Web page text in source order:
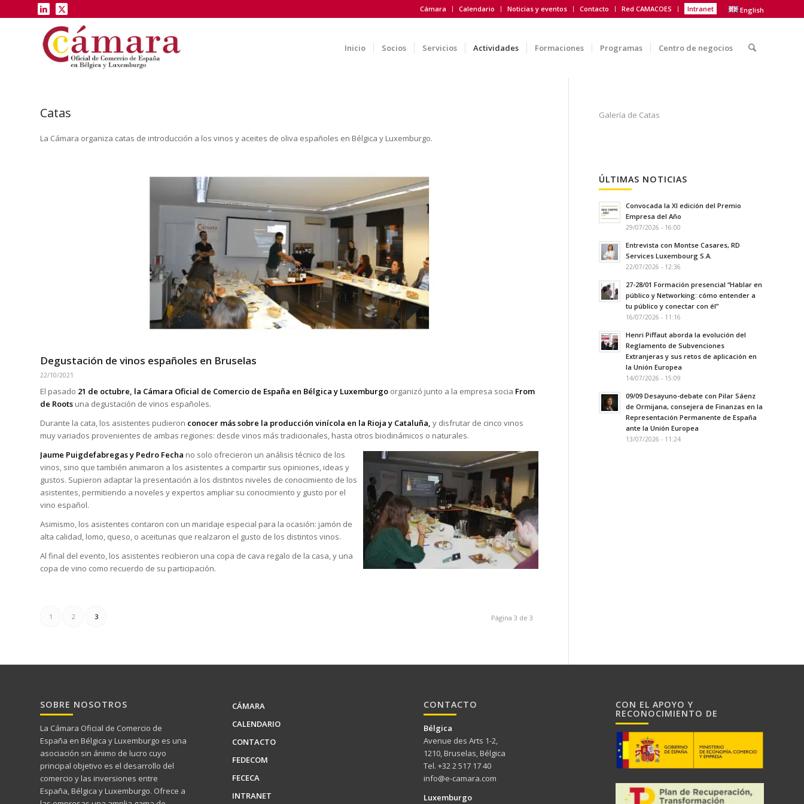
Cámara Calendario Noticias y eventos Contacto Red CAMACOES Intranet English
Inicio Socios Servicios Actividades Formaciones Programas Centro de negocios
Catas
La Cámara organiza catas de introducción a los vinos y aceites de oliva españoles en Bélgica y Luxemburgo.
Degustación de vinos españoles en Bruselas
22/10/2021
El pasado 21 de octubre, la Cámara Oficial de Comercio de España en Bélgica y Luxemburgo organizó junto a la empresa socia From
de Roots una degustación de vinos españoles.
Durante la cata, los asistentes pudieron conocer más sobre la producción vinícola en la Rioja y Cataluña, y disfrutar de cinco vinos
muy variados provenientes de ambas regiones: desde vinos más tradicionales, hasta otros biodinámicos o naturales.
Jaume Puigdefabregas y Pedro Fecha no solo ofrecieron un análisis técnico de los
vinos, sino que también animaron a los asistentes a compartir sus opiniones, ideas y
gustos. Supieron adaptar la presentación a los distintos niveles de conocimiento de los
asistentes, permitiendo a noveles y expertos ampliar su conocimiento y gusto por el
vino español.
Asimismo, los asistentes contaron con un maridaje especial para la ocasión: jamón de
alta calidad, lomo, queso, o aceitunas que realzaron el gusto de los distintos vinos.
Al final del evento, los asistentes recibieron una copa de cava regalo de la casa, y una
copa de vino como recuerdo de su participación.
Página 3 de 3
1 2 3
Galería de Catas
ÚLTIMAS NOTICIAS
Convocada la XI edición del Premio
Empresa del Año
29/07/2026 - 16:00
Entrevista con Montse Casares, RD
Services Luxembourg S.A.
22/07/2026 - 12:36
27-28/01 Formación presencial “Hablar en
público y Networking: cómo entender a
tu público y conectar con él”
16/07/2026 - 11:16
Henri Piffaut aborda la evolución del
Reglamento de Subvenciones
Extranjeras y sus retos de aplicación en
la Unión Europea
14/07/2026 - 15:09
09/09 Desayuno-debate con Pilar Sáenz
de Ormijana, consejera de Finanzas en la
Representación Permanente de España
ante la Unión Europea
13/07/2026 - 11:24
SOBRE NOSOTROS
La Cámara Oficial de Comercio de
España en Bélgica y Luxemburgo es una
asociación sin ánimo de lucro cuyo
principal objetivo es el desarrollo del
comercio y las inversiones entre
España, Bélgica y Luxemburgo. Ofrece a
CÁMARA
CALENDARIO
CONTACTO
FEDECOM
FECECA
INTRANET
CONTACTO
Bélgica
Avenue des Arts 1-2,
1210, Bruselas, Bélgica
Tel. +32 2 517 17 40
info@e-camara.com
Luxemburgo
CON EL APOYO Y
RECONOCIMIENTO DE